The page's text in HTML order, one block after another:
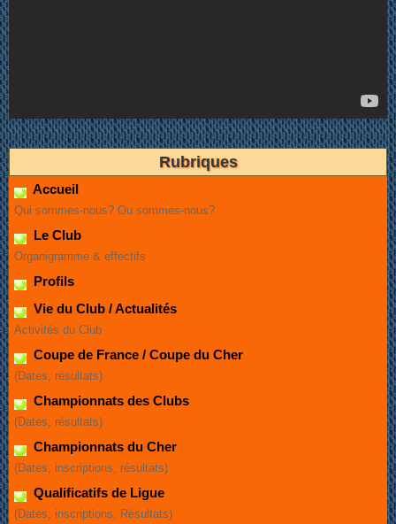
Rubriques
Accueil
Qui sommes-nous? Ou sommes-nous?
Le Club
Organigramme & effectifs
Profils
Vie du Club / Actualités
Activités du Club
Coupe de France / Coupe du Cher
(Dates, résultats)
Championnats des Clubs
(Dates, résultats)
Championnats du Cher
(Dates, inscriptions, résultats)
Qualificatifs de Ligue
(Dates, inscriptions, Résultats)